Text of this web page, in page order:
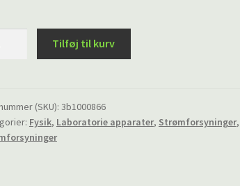
Tilføj til kurv
(SKU): 3b1000866
Fysik, Laboratorie apparater, Strømforsyninger,